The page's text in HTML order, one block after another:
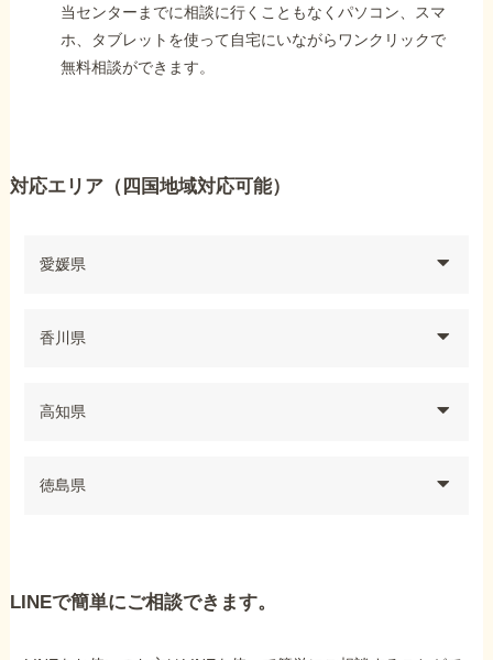
当センターまでに相談に行くこともなくパソコン、スマ
ホ、タブレットを使って自宅にいながらワンクリックで
無料相談ができます。
対応エリア（四国地域対応可能）
愛媛県
香川県
高知県
徳島県
LINEで簡単にご相談できます。